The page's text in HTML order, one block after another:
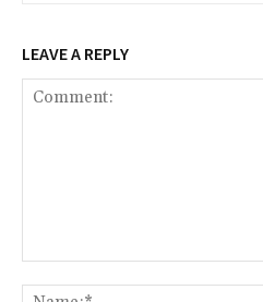
LEAVE A REPLY